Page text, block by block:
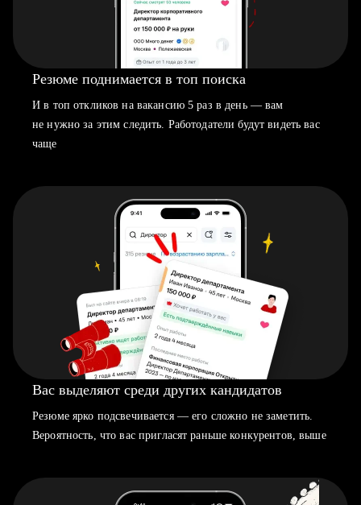
Резюме поднимается в топ поиска
И в топ откликов на вакансию 5 раз в день — вам
не нужно за этим следить. Работодатели будут видеть вас
чаще
Вас выделяют среди других кандидатов
Резюме ярко подсвечивается — его сложно не заметить.
Вероятность, что вас пригласят раньше конкурентов, выше